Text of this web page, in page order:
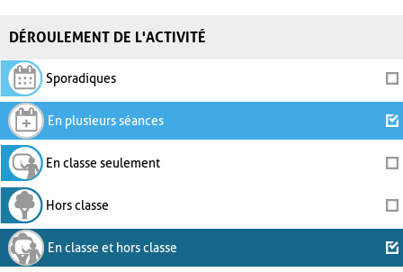
DÉROULEMENT DE L'ACTIVITÉ
Sporadiques
En plusieurs séances
En classe seulement
Hors classe
En classe et hors classe